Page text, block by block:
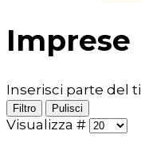
Imprese
Inserisci parte del
Filtro Pulisci
Visualizza #